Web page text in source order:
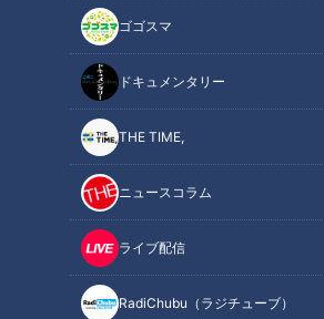
ゴゴスマ
ドキュメンタリー
THE TIME,
ニュースコラム
ライブ配信
RadiChubu（ラジチューブ）
この記事を見たあなたへのおすすめ